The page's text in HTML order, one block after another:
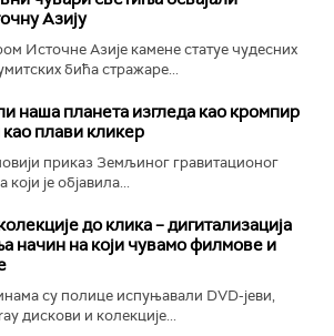
Азију
Источне Азије камене статуе чудесних
бића стражаре...
наша планета изгледа као кромпир
плави кликер
приказ Земљиног гравитационог
који је објавила...
до клика – дигитализација
начин на који чувамо филмове и
су полице испуњавали DVD-јеви,
дискови и колекције...